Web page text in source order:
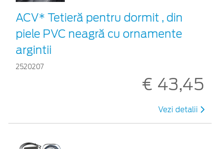
ACV* Tetieră pentru dormit , din
piele PVC neagră cu ornamente
argintii
2520207
€ 43,45
Vezi detalii